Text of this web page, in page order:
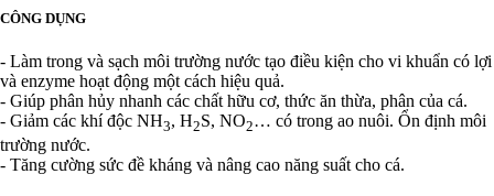
CÔNG DỤNG
- Làm trong và sạch môi trường nước tạo điều kiện cho vi khuẩn có lợi
và enzyme hoạt động một cách hiệu quả.
- Giúp phân hủy nhanh các chất hữu cơ, thức ăn thừa, phân của cá.
- Giảm các khí độc NH3, H2S, NO2… có trong ao nuôi. Ổn định môi
trường nước.
- Tăng cường sức đề kháng và nâng cao năng suất cho cá.